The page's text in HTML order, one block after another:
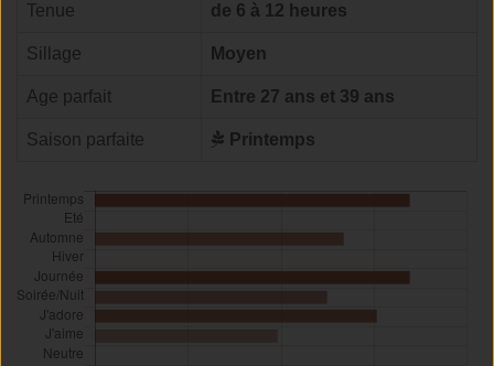
Tenue
de 6 à 12 heures
Sillage Moyen
Age parfait Entre 27 ans et 39 ans
Saison parfaite Printemps